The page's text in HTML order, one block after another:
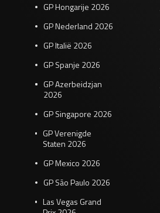
GP Hongarije 2026
GP Nederland 2026
GP Italië 2026
GP Spanje 2026
GP Azerbeidzjan
2026
GP Singapore 2026
GP Verenigde
Staten 2026
GP Mexico 2026
GP São Paulo 2026
Las Vegas Grand